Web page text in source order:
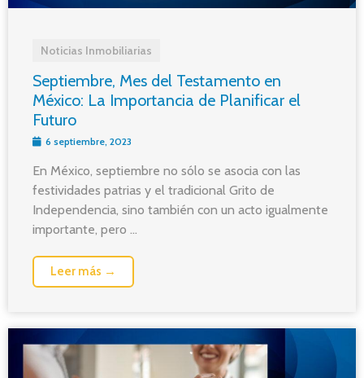
Noticias Inmobiliarias
Septiembre, Mes del Testamento en
México: La Importancia de Planificar el
Futuro
6 septiembre, 2023
En México, septiembre no sólo se asocia con las
festividades patrias y el tradicional Grito de
Independencia, sino también con un acto igualmente
importante, pero ...
Leer más →